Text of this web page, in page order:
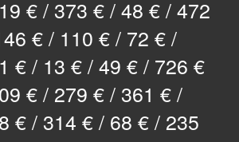
€ / 373 € / 48 € / 472
€ / 110 € / 72 € /
€ / 13 € / 49 € / 726 €
€ / 279 € / 361 € /
€ / 314 € / 68 € / 235